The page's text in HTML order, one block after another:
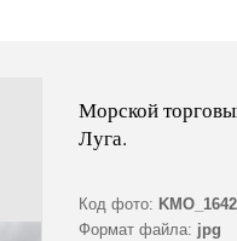
Морской
Луга.
Код фото:
Формат файла: jpg